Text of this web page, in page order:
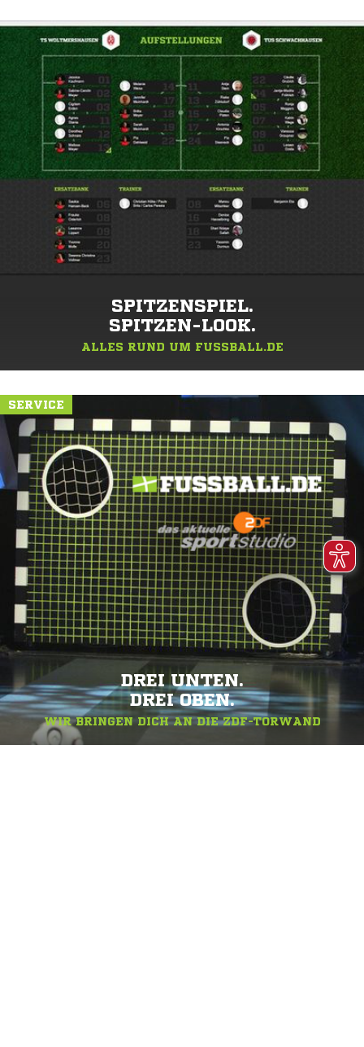
SPITZENSPIEL.
SPITZEN-LOOK.
ALLES RUND UM FUSSBALL.DE
SERVICE
DREI UNTEN.
DREI OBEN.
WIR BRINGEN DICH AN DIE ZDF-TORWAND